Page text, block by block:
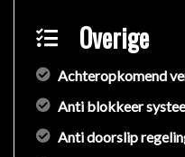
Overige
Achteropkomend
Anti blokkeer
Anti doorslip